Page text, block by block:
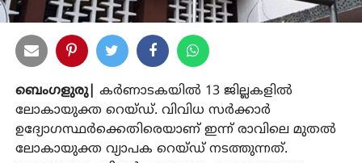
ബെംഗളുരു|
കര്‍ണാടകയില്‍ 13 ജില്ലകളില്‍
ലോകായുക്ത റെയ്ഡ്. വിവിധ സര്‍ക്കാര്‍
ഉദ്യോഗസ്ഥര്‍ക്കെതിരെയാണ് ഇന്ന് രാവിലെ മുതല്‍
ലോകായുക്ത വ്യാപക റെയ്ഡ് നടത്തുന്നത്.